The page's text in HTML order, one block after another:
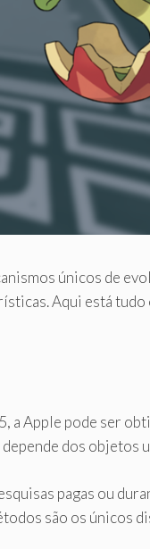
únicos de
Aqui está
Apple pode ser
dos objetos
pagas ou
são os únicos